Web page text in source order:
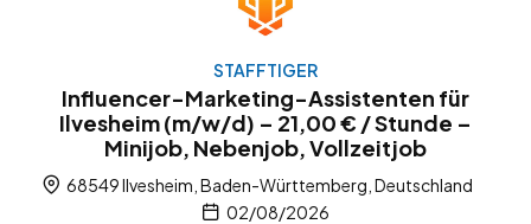
STAFFTIGER
Influencer-Marketing-Assistenten für
Ilvesheim (m/w/d) – 21,00 € / Stunde –
Minijob, Nebenjob, Vollzeitjob
68549 Ilvesheim, Baden-Württemberg, Deutschland
02/08/2026